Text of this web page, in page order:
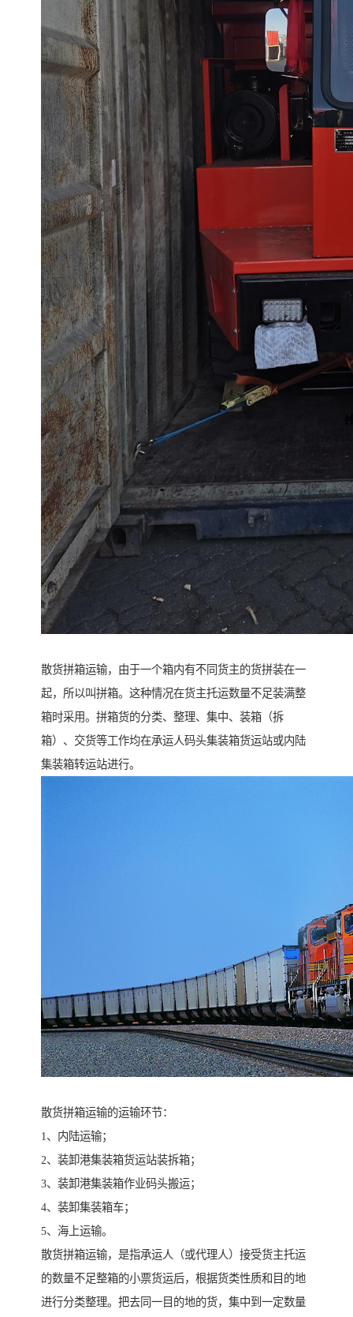
散货拼箱运输，由于一个箱内有不同货主的货拼装在一
起，所以叫拼箱。这种情况在货主托运数量不足装满整
箱时采用。拼箱货的分类、整理、集中、装箱（拆
箱）、交货等工作均在承运人码头集装箱货运站或内陆
集装箱转运站进行。
散货拼箱运输的运输环节：
1、内陆运输；
2、装卸港集装箱货运站装拆箱；
3、装卸港集装箱作业码头搬运；
4、装卸集装箱车；
5、海上运输。
散货拼箱运输，是指承运人（或代理人）接受货主托运
的数量不足整箱的小票货运后，根据货类性质和目的地
进行分类整理。把去同一目的地的货，集中到一定数量